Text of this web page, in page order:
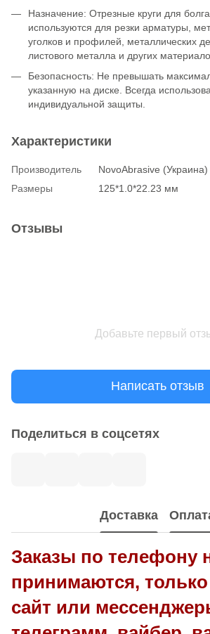
Назначение: Отрезные круги для
используются для резки арматуры,
уголков и профилей, металлических
листового металла и других
Безопасность: Не превышать
указанную на диске. Всегда
индивидуальной защиты.
Характеристики
Производитель
NovoAbrasive (Украина)
Размеры
125*1.0*22.23 мм
Отзывы
Добавьте первый
Написать отзыв
Поделиться в соцсетях
Доставка
Заказы по телефону
принимаются, только
сайт или